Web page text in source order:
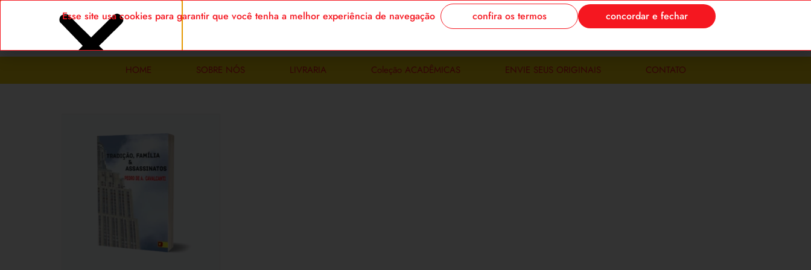
login/cadastre-se meus pedidos
HOME SOBRE NÓS LIVRARIA Coleção ACADÊMICAS ENVIE SEUS ORIGINAIS CONTATO
Esse site usa cookies para garantir que você tenha a melhor experiência de navegação confira os termos concordar e fechar